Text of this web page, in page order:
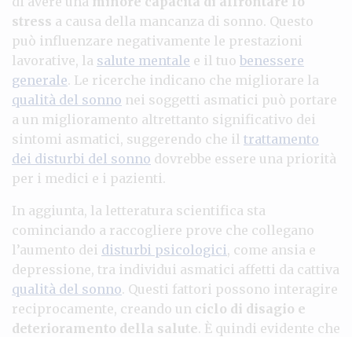
stress a causa della mancanza di sonno. Questo
può influenzare negativamente le prestazioni
lavorative, la salute mentale e il tuo benessere
generale. Le ricerche indicano che migliorare la
qualità del sonno nei soggetti asmatici può portare
a un miglioramento altrettanto significativo dei
sintomi asmatici, suggerendo che il trattamento
dei disturbi del sonno dovrebbe essere una priorità
per i medici e i pazienti.
In aggiunta, la letteratura scientifica sta
cominciando a raccogliere prove che collegano
l’aumento dei disturbi psicologici, come ansia e
depressione, tra individui asmatici affetti da cattiva
qualità del sonno. Questi fattori possono interagire
reciprocamente, creando un ciclo di disagio e
deterioramento della salute. È quindi evidente che